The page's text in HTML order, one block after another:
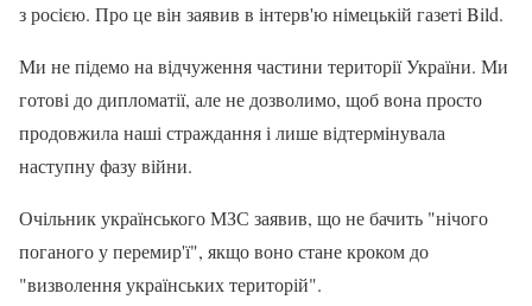
з росією. Про це він заявив в інтерв'ю німецькій газеті Bild.
Ми не підемо на відчуження частини території України. Ми
готові до дипломатії, але не дозволимо, щоб вона просто
продовжила наші страждання і лише відтермінувала
наступну фазу війни.
Очільник українського МЗС заявив, що не бачить "нічого
поганого у перемир'ї", якщо воно стане кроком до
"визволення українських територій".